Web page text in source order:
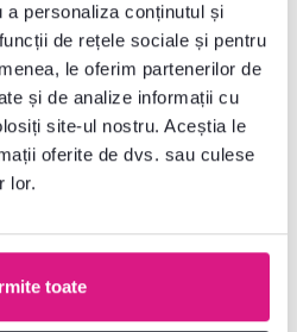
a personaliza conținutul și
de rețele sociale și pentru
le oferim partenerilor de
și de analize informații cu
site-ul nostru. Aceștia le
oferite de dvs. sau culese
lor.
toate
Noutate